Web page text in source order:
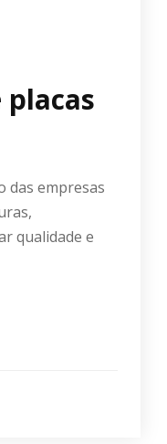
das empresas
qualidade e